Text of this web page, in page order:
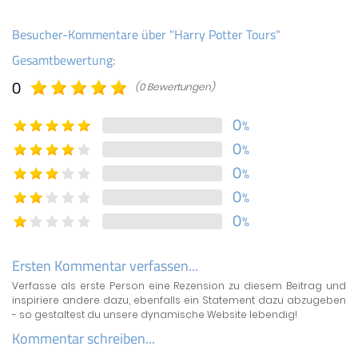
Besucher-Kommentare über "Harry Potter Tours"
Gesamtbewertung:
0 (0 Bewertungen)
0%
0%
0%
0%
0%
Ersten Kommentar verfassen...
Verfasse als erste Person eine Rezension zu diesem Beitrag und
inspiriere andere dazu, ebenfalls ein Statement dazu abzugeben
- so gestaltest du unsere dynamische Website lebendig!
Kommentar schreiben...